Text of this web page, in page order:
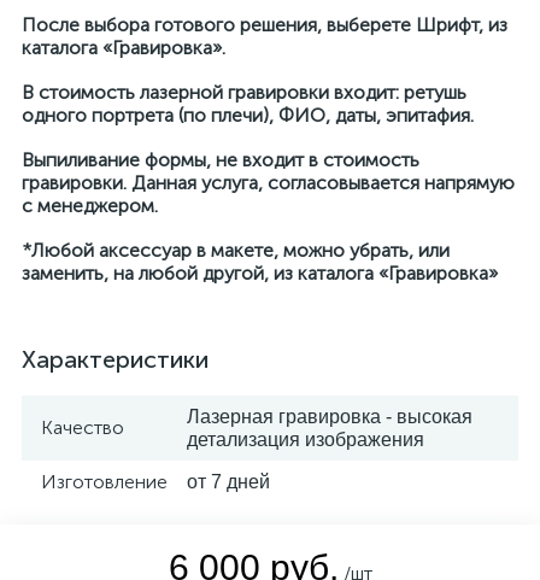
После выбора готового решения, выберете Шрифт, из
каталога «Гравировка».
В стоимость лазерной гравировки входит: ретушь
одного портрета (по плечи), ФИО, даты, эпитафия.
Выпиливание формы, не входит в стоимость
гравировки. Данная услуга, согласовывается напрямую
с менеджером.
*Любой аксессуар в макете, можно убрать, или
заменить, на любой другой, из каталога «Гравировка»
Характеристики
Качество
Лазерная гравировка - высокая
детализация изображения
Изготовление от 7 дней
6 000 руб. /шт